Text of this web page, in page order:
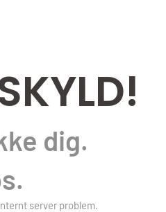
dig.
server problem.